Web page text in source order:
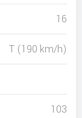
16
T (190 km/h)
103